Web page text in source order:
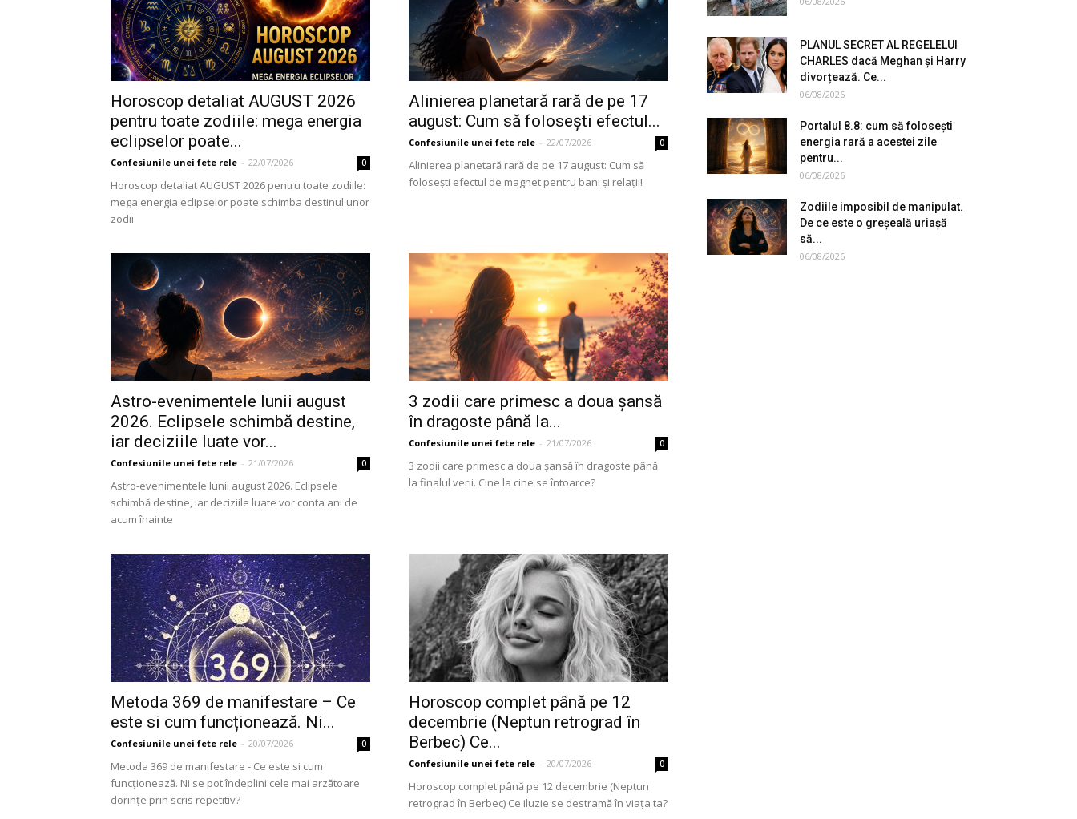
Horoscop detaliat AUGUST 2026
pentru toate zodiile: mega energia
eclipselor poate...
Confesiunile unei fete rele - 22/07/2026 0
Horoscop detaliat AUGUST 2026 pentru toate zodiile:
mega energia eclipselor poate schimba destinul unor
zodii
Alinierea planetară rară de pe 17
august: Cum să folosești efectul...
Confesiunile unei fete rele - 22/07/2026 0
Alinierea planetară rară de pe 17 august: Cum să
folosești efectul de magnet pentru bani și relații!
Astro-evenimentele lunii august
2026. Eclipsele schimbă destine,
iar deciziile luate vor...
Confesiunile unei fete rele - 21/07/2026 0
Astro-evenimentele lunii august 2026. Eclipsele
schimbă destine, iar deciziile luate vor conta ani de
acum înainte
3 zodii care primesc a doua șansă
în dragoste până la...
Confesiunile unei fete rele - 21/07/2026 0
3 zodii care primesc a doua șansă în dragoste până
la finalul verii. Cine la cine se întoarce?
Metoda 369 de manifestare – Ce
este si cum funcționează. Ni...
Confesiunile unei fete rele - 20/07/2026 0
Metoda 369 de manifestare - Ce este si cum
funcționează. Ni se pot îndeplini cele mai arzătoare
dorințe prin scris repetitiv?
Horoscop complet până pe 12
decembrie (Neptun retrograd în
Berbec) Ce...
Confesiunile unei fete rele - 20/07/2026 0
Horoscop complet până pe 12 decembrie (Neptun
retrograd în Berbec) Ce iluzie se destramă în viața ta?
PLANUL SECRET AL REGELELUI
CHARLES dacă Meghan și Harry
divorțează. Ce...
06/08/2026
Portalul 8.8: cum să folosești
energia rară a acestei zile
pentru...
06/08/2026
Zodiile imposibil de manipulat.
De ce este o greșeală uriașă
să...
06/08/2026